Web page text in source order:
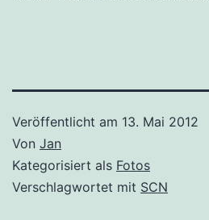
Veröffentlicht am 13. Mai 2012
Von Jan
Kategorisiert als Fotos
Verschlagwortet mit SCN